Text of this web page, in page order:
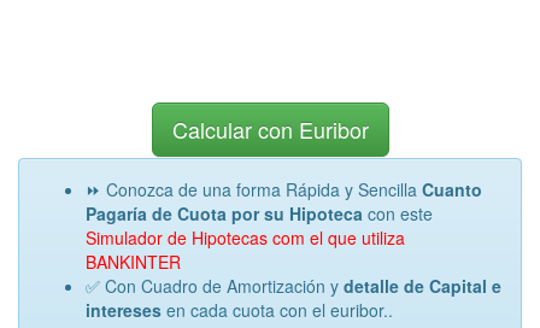
Calcular con Euribor
⏩ Conozca de una forma Rápida y Sencilla Cuanto
Pagaría de Cuota por su Hipoteca con este
Simulador de Hipotecas com el que utiliza
BANKINTER
✅ Con Cuadro de Amortización y detalle de Capital e
intereses en cada cuota con el euribor..